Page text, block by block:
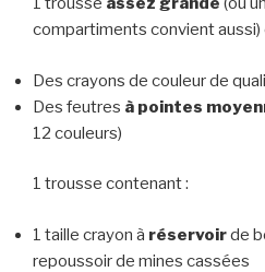
compartiments convient aussi)
Des crayons de couleur de
Des feutres à pointes
12 couleurs)
1 trousse contenant :
1 taille crayon à réservoirde
repoussoir de mines cassées